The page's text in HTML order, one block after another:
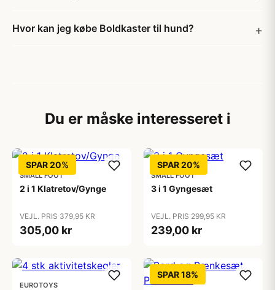
Hvor kan jeg købe Boldkaster til hund?
Du er måske interesseret i
SPAR 20%
SMALL FOOT
2 i 1 Klatretov/Gynge
VEJL. PRIS 379,95 KR
305,00 kr
SPAR 20%
SMALL FOOT
3 i 1 Gyngesæt
VEJL. PRIS 299,95 KR
239,00 kr
EUROTOYS
SPAR 18%